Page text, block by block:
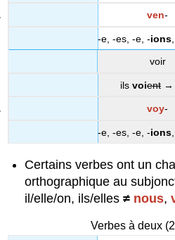
ven-
-e, -es, -e, -ions
voir
ils voient →
voy-
-e, -es, -e, -ions
Certains verbes ont un
orthographique au
il/elle/on, ils/elles≠ nous,
Verbes à deux